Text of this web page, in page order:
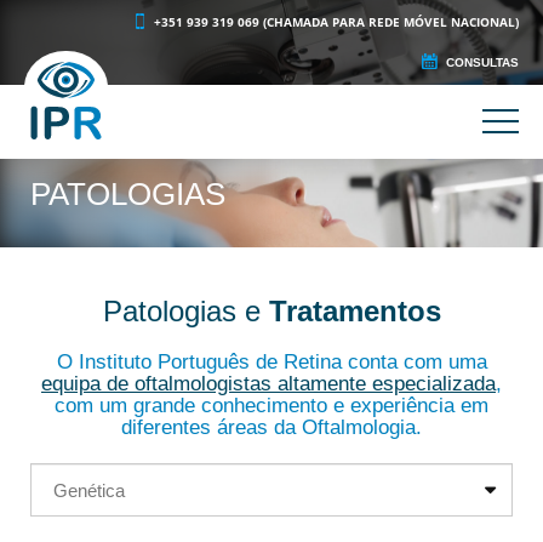
+351 939 319 069 (CHAMADA PARA REDE MÓVEL NACIONAL)
CONSULTAS
PATOLOGIAS
Patologias e Tratamentos
O Instituto Português de Retina conta com uma
equipa de oftalmologistas altamente especializada,
com um grande conhecimento e experiência em
diferentes áreas da Oftalmologia.